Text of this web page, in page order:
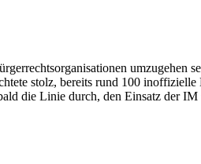
umzugehen
stolz, bereits rund 100
die Linie durch, den Einsatz der